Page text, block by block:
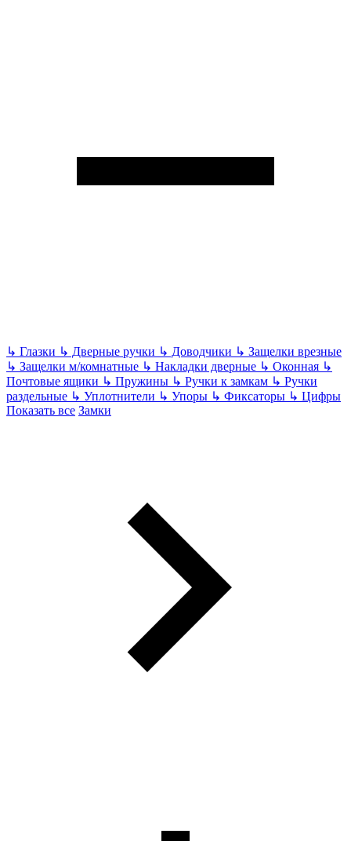
↳ Глазки ↳ Дверные ручки ↳ Доводчики ↳ Защелки врезные
↳ Защелки м/комнатные ↳ Накладки дверные ↳ Оконная ↳
Почтовые ящики ↳ Пружины ↳ Ручки к замкам ↳ Ручки
раздельные ↳ Уплотнители ↳ Упоры ↳ Фиксаторы ↳ Цифры
Показать все Замки